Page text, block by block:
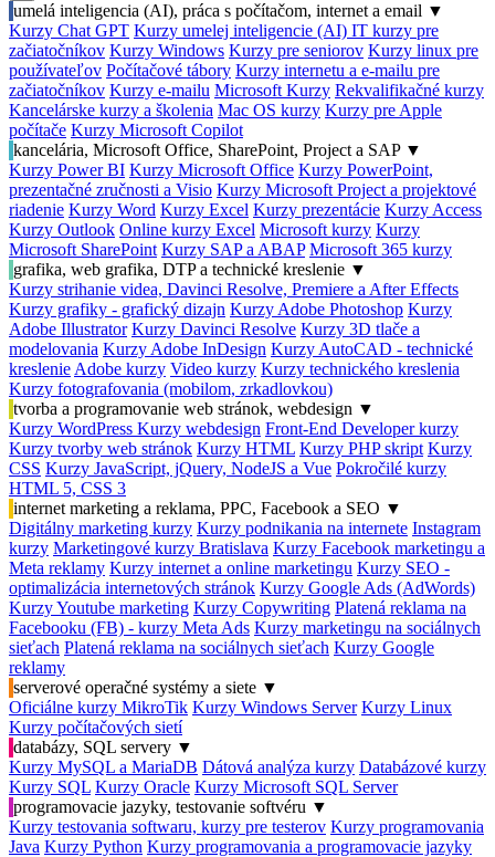
umelá inteligencia (AI), práca s počítačom, internet a email ▼
Kurzy Chat GPT Kurzy umelej inteligencie (AI) IT kurzy pre
začiatočníkov Kurzy Windows Kurzy pre seniorov Kurzy linux pre
používateľov Počítačové tábory Kurzy internetu a e-mailu pre
začiatočníkov Kurzy e-mailu Microsoft Kurzy Rekvalifikačné kurzy
Kancelárske kurzy a školenia Mac OS kurzy Kurzy pre Apple
počítače Kurzy Microsoft Copilot
kancelária, Microsoft Office, SharePoint, Project a SAP ▼
Kurzy Power BI Kurzy Microsoft Office Kurzy PowerPoint,
prezentačné zručnosti a Visio Kurzy Microsoft Project a projektové
riadenie Kurzy Word Kurzy Excel Kurzy prezentácie Kurzy Access
Kurzy Outlook Online kurzy Excel Microsoft kurzy Kurzy
Microsoft SharePoint Kurzy SAP a ABAP Microsoft 365 kurzy
grafika, web grafika, DTP a technické kreslenie ▼
Kurzy strihanie videa, Davinci Resolve, Premiere a After Effects
Kurzy grafiky - grafický dizajn Kurzy Adobe Photoshop Kurzy
Adobe Illustrator Kurzy Davinci Resolve Kurzy 3D tlače a
modelovania Kurzy Adobe InDesign Kurzy AutoCAD - technické
kreslenie Adobe kurzy Video kurzy Kurzy technického kreslenia
Kurzy fotografovania (mobilom, zrkadlovkou)
tvorba a programovanie web stránok, webdesign ▼
Kurzy WordPress Kurzy webdesign Front-End Developer kurzy
Kurzy tvorby web stránok Kurzy HTML Kurzy PHP skript Kurzy
CSS Kurzy JavaScript, jQuery, NodeJS a Vue Pokročilé kurzy
HTML 5, CSS 3
internet marketing a reklama, PPC, Facebook a SEO ▼
Digitálny marketing kurzy Kurzy podnikania na internete Instagram
kurzy Marketingové kurzy Bratislava Kurzy Facebook marketingu a
Meta reklamy Kurzy internet a online marketingu Kurzy SEO -
optimalizácia internetových stránok Kurzy Google Ads (AdWords)
Kurzy Youtube marketing Kurzy Copywriting Platená reklama na
Facebooku (FB) - kurzy Meta Ads Kurzy marketingu na sociálnych
sieťach Platená reklama na sociálnych sieťach Kurzy Google
reklamy
serverové operačné systémy a siete ▼
Oficiálne kurzy MikroTik Kurzy Windows Server Kurzy Linux
Kurzy počítačových sietí
databázy, SQL servery ▼
Kurzy MySQL a MariaDB Dátová analýza kurzy Databázové kurzy
Kurzy SQL Kurzy Oracle Kurzy Microsoft SQL Server
programovacie jazyky, testovanie softvéru ▼
Kurzy testovania softwaru, kurzy pre testerov Kurzy programovania
Java Kurzy Python Kurzy programovania a programovacie jazyky